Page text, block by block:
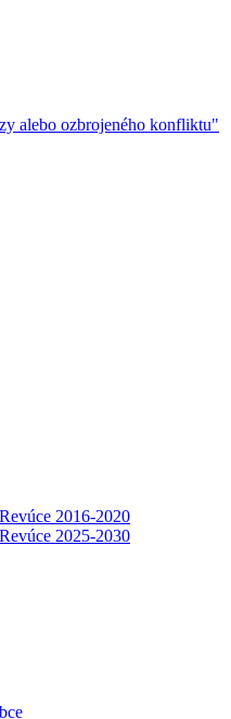
alebo ozbrojeného konfliktu"
2016-2020
2025-2030